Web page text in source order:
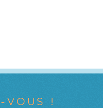
VOUS !